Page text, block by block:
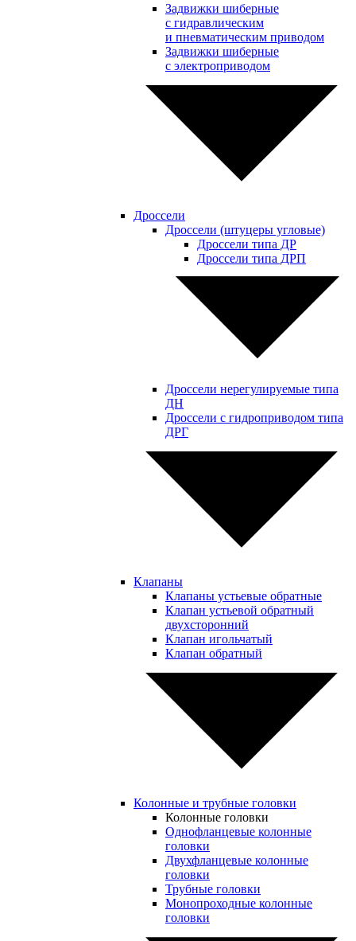
Задвижки шиберные
с гидравлическим
и пневматическим приводом
Задвижки шиберные
с электроприводом
Дроссели
Дроссели (штуцеры угловые)
Дроссели типа ДР
Дроссели типа ДРП
Дроссели нерегулируемые типа
ДН
Дроссели с гидроприводом типа
ДРГ
Клапаны
Клапаны устьевые обратные
Клапан устьевой обратный
двухсторонний
Клапан игольчатый
Клапан обратный
Колонные и трубные головки
Колонные головки
Однофланцевые колонные
головки
Двухфланцевые колонные
головки
Трубные головки
Монопроходные колонные
головки